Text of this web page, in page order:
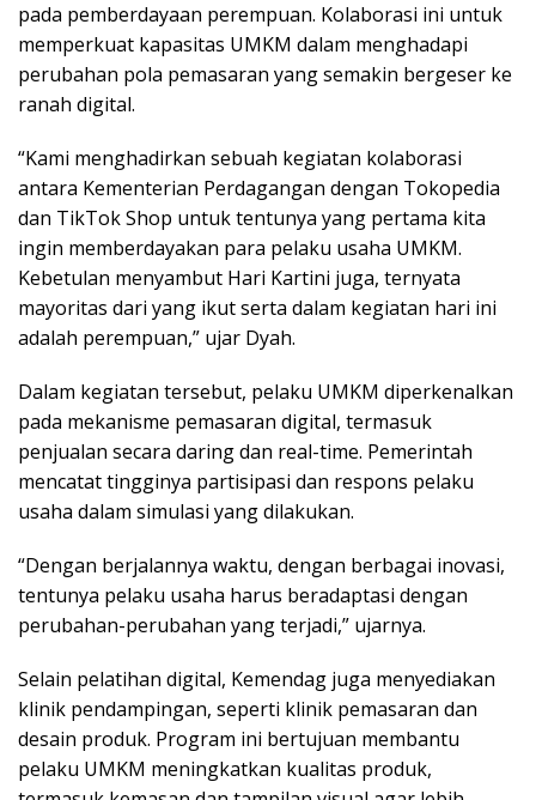
pada pemberdayaan perempuan. Kolaborasi ini untuk
memperkuat kapasitas UMKM dalam menghadapi
perubahan pola pemasaran yang semakin bergeser ke
ranah digital.
“Kami menghadirkan sebuah kegiatan kolaborasi
antara Kementerian Perdagangan dengan Tokopedia
dan TikTok Shop untuk tentunya yang pertama kita
ingin memberdayakan para pelaku usaha UMKM.
Kebetulan menyambut Hari Kartini juga, ternyata
mayoritas dari yang ikut serta dalam kegiatan hari ini
adalah perempuan,” ujar Dyah.
Dalam kegiatan tersebut, pelaku UMKM diperkenalkan
pada mekanisme pemasaran digital, termasuk
penjualan secara daring dan real-time. Pemerintah
mencatat tingginya partisipasi dan respons pelaku
usaha dalam simulasi yang dilakukan.
“Dengan berjalannya waktu, dengan berbagai inovasi,
tentunya pelaku usaha harus beradaptasi dengan
perubahan-perubahan yang terjadi,” ujarnya.
Selain pelatihan digital, Kemendag juga menyediakan
klinik pendampingan, seperti klinik pemasaran dan
desain produk. Program ini bertujuan membantu
pelaku UMKM meningkatkan kualitas produk,